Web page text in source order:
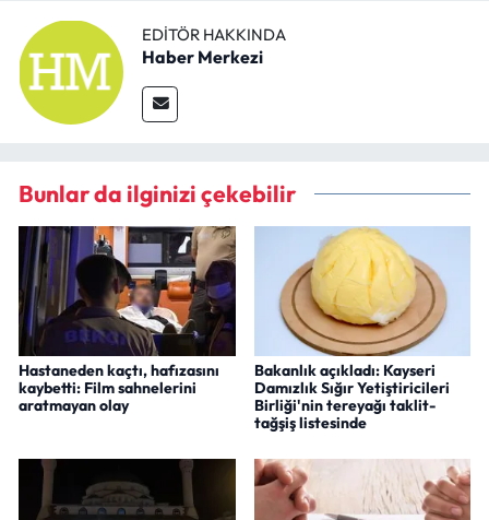
EDITÖR HAKKINDA
Haber Merkezi
Bunlar da ilginizi çekebilir
Hastaneden kaçtı, hafızasını
kaybetti: Film sahnelerini
aratmayan olay
Bakanlık açıkladı: Kayseri
Damızlık Sığır Yetiştiricileri
Birliği'nin tereyağı taklit-
tağşiş listesinde